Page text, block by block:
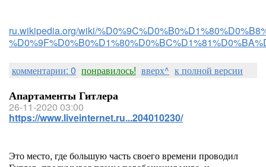
ru.wikipedia.org/wiki/
комментарии: 0 понравилось! вверх^ к полной версии
Апартаменты Гитлера
26-11-2020 03:00
https://www.liveinternet.ru...204010230/
Это место, где большую часть своего времени проводил